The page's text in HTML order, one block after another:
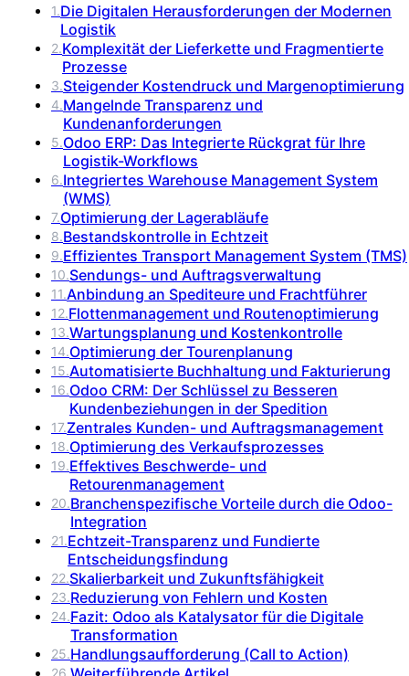
1.Die Digitalen Herausforderungen der Modernen
Logistik
2.Komplexität der Lieferkette und Fragmentierte
Prozesse
3.Steigender Kostendruck und Margenoptimierung
4.Mangelnde Transparenz und
Kundenanforderungen
5.Odoo ERP: Das Integrierte Rückgrat für Ihre
Logistik-Workflows
6.Integriertes Warehouse Management System
(WMS)
7.Optimierung der Lagerabläufe
8.Bestandskontrolle in Echtzeit
9.Effizientes Transport Management System (TMS)
10.Sendungs- und Auftragsverwaltung
11.Anbindung an Spediteure und Frachtführer
12.Flottenmanagement und Routenoptimierung
13.Wartungsplanung und Kostenkontrolle
14.Optimierung der Tourenplanung
15.Automatisierte Buchhaltung und Fakturierung
16.Odoo CRM: Der Schlüssel zu Besseren
Kundenbeziehungen in der Spedition
17.Zentrales Kunden- und Auftragsmanagement
18.Optimierung des Verkaufsprozesses
19.Effektives Beschwerde- und
Retourenmanagement
20.Branchenspezifische Vorteile durch die Odoo-
Integration
21.Echtzeit-Transparenz und Fundierte
Entscheidungsfindung
22.Skalierbarkeit und Zukunftsfähigkeit
23.Reduzierung von Fehlern und Kosten
24.Fazit: Odoo als Katalysator für die Digitale
Transformation
25.Handlungsaufforderung (Call to Action)
26.